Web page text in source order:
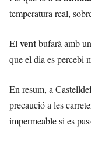
temperatura real,
El ventbufarà amb
que el dia es percebi
En resum, a
precaució a les
impermeable si es